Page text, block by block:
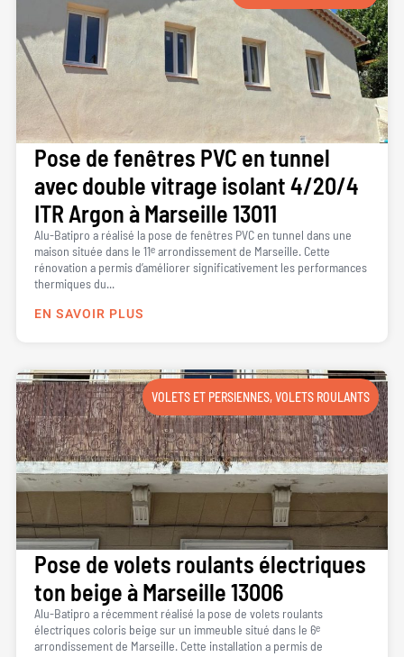
Pose de fenêtres PVC en tunnel
avec double vitrage isolant 4/20/4
ITR Argon à Marseille 13011
Alu-Batipro a réalisé la pose de fenêtres PVC en tunnel dans une
maison située dans le 11ᵉ arrondissement de Marseille. Cette
rénovation a permis d’améliorer significativement les performances
thermiques du...
EN SAVOIR PLUS
VOLETS ET PERSIENNES,VOLETS ROULANTS
Pose de volets roulants électriques
ton beige à Marseille 13006
Alu-Batipro a récemment réalisé la pose de volets roulants
électriques coloris beige sur un immeuble situé dans le 6ᵉ
arrondissement de Marseille. Cette installation a permis de